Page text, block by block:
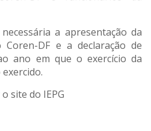
a apresentação da
DF e a declaração de
ano em que o exercício da
site do IEPG